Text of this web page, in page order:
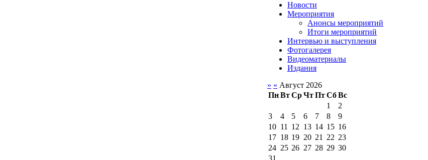
Новости
Мероприятия
Анонсы мероприятий
Итоги мероприятий
Интервью и выступления
Фотогалерея
Видеоматериалы
Издания
» « Август 2026
ПнВтСрЧтПтСбВс
1
2
3
4 5 6 7 8
9
10 11 12 13 14 15 16
17 18 19 20 21 22 23
24 25 26 27 28 29 30